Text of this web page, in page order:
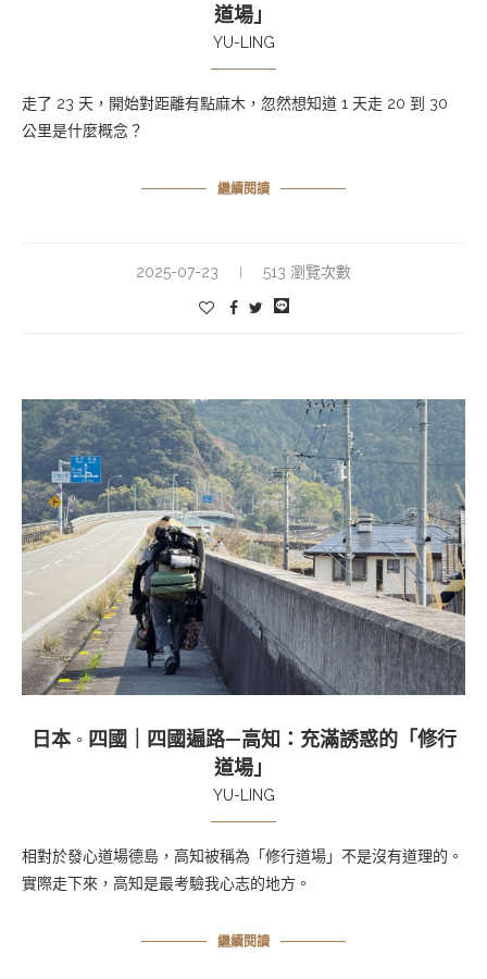
道場」
YU-LING
走了 23 天，開始對距離有點麻木，忽然想知道 1 天走 20 到 30
公里是什麼概念？
繼續閱讀
2025-07-23 513 瀏覽次數
日本 ◦ 四國｜四國遍路—高知：充滿誘惑的「修行
道場」
YU-LING
相對於發心道場德島，高知被稱為「修行道場」不是沒有道理的。
實際走下來，高知是最考驗我心志的地方。
繼續閱讀